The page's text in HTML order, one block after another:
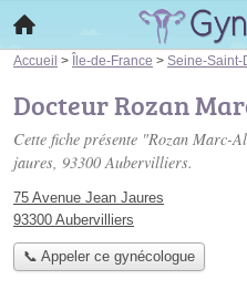
Accueil > Île-de-France > Seine-Saint-
Docteur Rozan
Cette fiche présente "Rozan Marc-
jaures, 93300 Aubervilliers.
75 Avenue Jean Jaures
93300 Aubervilliers
📞 Appeler ce gynécologue